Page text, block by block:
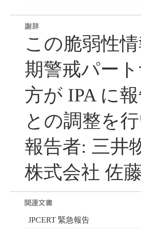
この脆弱性
期警戒パー
方が IPA に
との調整を
報告者: 三井
株式会社 佐
JPCERT 緊急報告